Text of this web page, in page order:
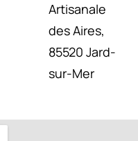
Artisanale
des Aires,
85520 Jard-
sur-Mer